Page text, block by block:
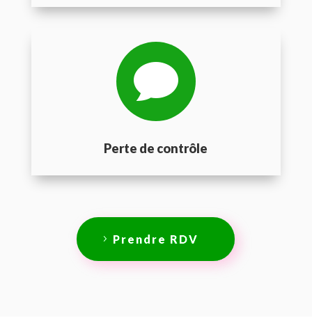

Perte de contrôle
Prendre RDV